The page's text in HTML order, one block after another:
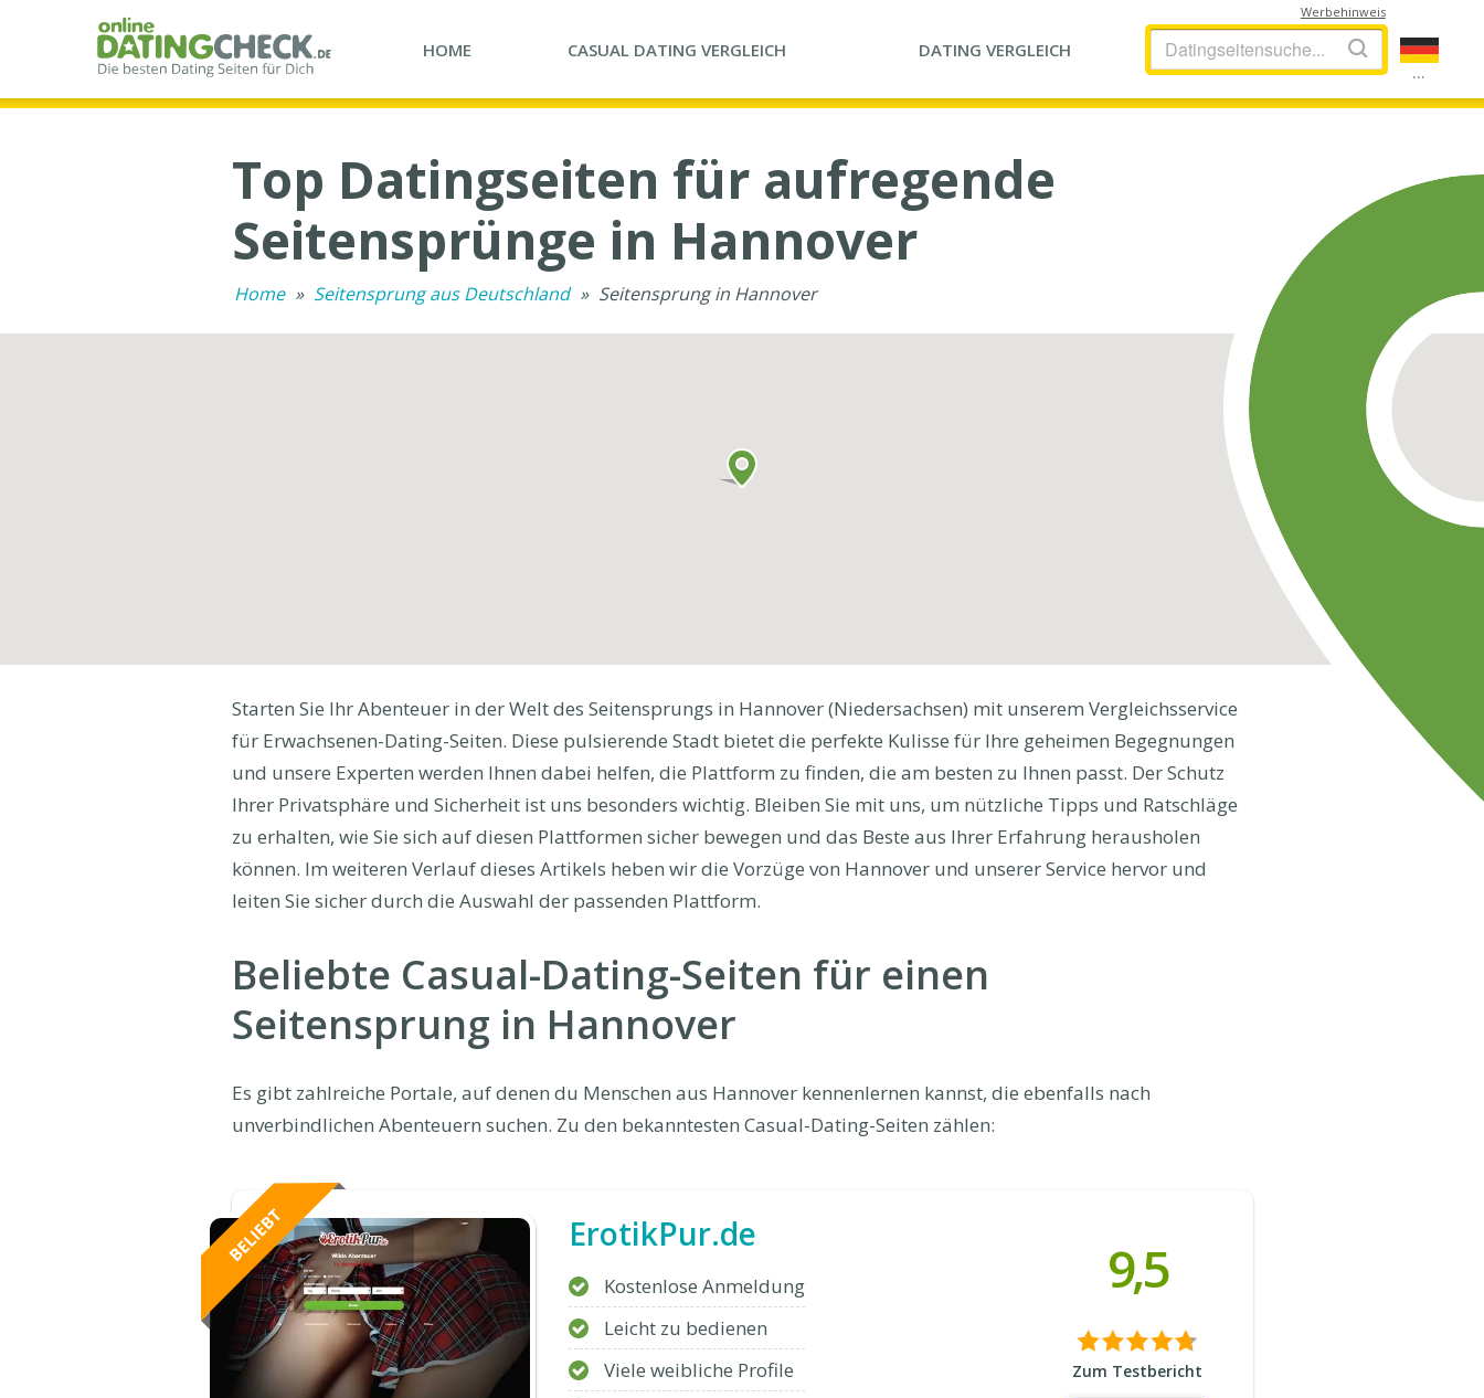
HOME CASUAL DATING VERGLEICH DATING VERGLEICH
...
Werbehinweis
Top Datingseiten für aufregende
Seitensprünge in Hannover
Home » Seitensprung aus Deutschland » Seitensprung in Hannover
Starten Sie Ihr Abenteuer in der Welt des Seitensprungs in Hannover (Niedersachsen) mit unserem Vergleichsservice
für Erwachsenen-Dating-Seiten. Diese pulsierende Stadt bietet die perfekte Kulisse für Ihre geheimen Begegnungen
und unsere Experten werden Ihnen dabei helfen, die Plattform zu finden, die am besten zu Ihnen passt. Der Schutz
Ihrer Privatsphäre und Sicherheit ist uns besonders wichtig. Bleiben Sie mit uns, um nützliche Tipps und Ratschläge
zu erhalten, wie Sie sich auf diesen Plattformen sicher bewegen und das Beste aus Ihrer Erfahrung herausholen
können. Im weiteren Verlauf dieses Artikels heben wir die Vorzüge von Hannover und unserer Service hervor und
leiten Sie sicher durch die Auswahl der passenden Plattform.
Beliebte Casual-Dating-Seiten für einen
Seitensprung in Hannover
Es gibt zahlreiche Portale, auf denen du Menschen aus Hannover kennenlernen kannst, die ebenfalls nach
unverbindlichen Abenteuern suchen. Zu den bekanntesten Casual-Dating-Seiten zählen:
ErotikPur.de
Kostenlose Anmeldung
Leicht zu bedienen
Viele weibliche Profile
9,5
Zum Testbericht